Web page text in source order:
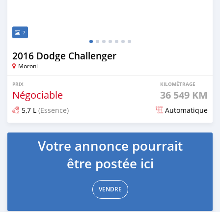
7
2016 Dodge Challenger
Moroni
PRIX
Négociable
KILOMÉTRAGE
36 549 KM
5,7 L (Essence) Automatique
Publié il y a plus d'un an
Votre annonce pourrait
être postée ici
VENDRE